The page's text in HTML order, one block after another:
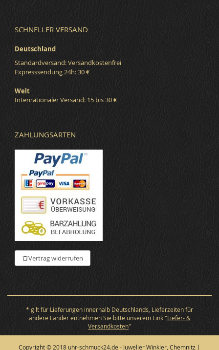
SCHNELLER VERSAND
Deutschland
Standardversand: Versandkostenfrei
Expresssendung 24h: 30 €
Welt
Internationaler Versand: 15 bis 30 €
ZAHLUNGSARTEN
Vertrag widerrufen
* gilt für Lieferungen innerhalb Deutschlands, Lieferzeiten für
andere Länder entnehmen Sie bitte unserem Link "Liefer- &
Versandkosten"
Copyright © 2018 uhr-schmuck24.de - Juwelier Winkler, Chemnitz |